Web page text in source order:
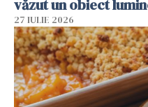
văzut un obiect
27 IULIE 2026